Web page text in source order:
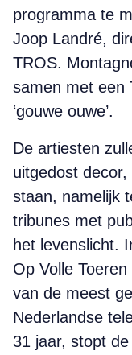
programma te
Joop Landré,
TROS.
samen met een
‘gouwe ouwe’.
De artiesten
uitgedost
staan, namelijk
tribunes met
het levenslicht.
Op Volle
van de meest
Nederlandse
31 jaar, stopt